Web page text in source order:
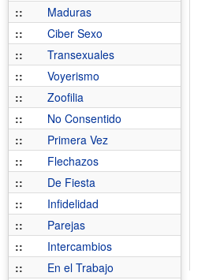
::
Maduras
::
Ciber Sexo
::
Transexuales
::
Voyerismo
::
Zoofilia
::
No Consentido
::
Primera Vez
::
Flechazos
::
De Fiesta
::
Infidelidad
::
Parejas
::
Intercambios
::
En el Trabajo